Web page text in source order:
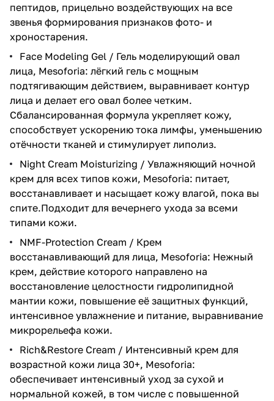
пептидов, прицельно воздействующих на все
звенья формирования признаков фото- и
хроностарения.
Face Modeling Gel / Гель моделирующий овал
лица, Mesoforia: лёгкий гель с мощным
подтягивающим действием, выравнивает контур
лица и делает его овал более четким.
Сбалансированная формула укрепляет кожу,
способствует ускорению тока лимфы, уменьшению
отёчности тканей и стимулирует липолиз.
Night Cream Moisturizing / Увлажняющий ночной
крем для всех типов кожи, Mesoforia: питает,
восстанавливает и насыщает кожу влагой, пока вы
спите.Подходит для вечернего ухода за всеми
типами кожи.
NMF-Protection Cream / Крем
восстанавливающий для лица, Mesoforia: Нежный
крем, действие которого направлено на
восстановление целостности гидролипидной
мантии кожи, повышение её защитных функций,
интенсивное увлажнение и питание, выравнивание
микрорельефа кожи.
Rich&Restore Cream / Интенсивный крем для
возрастной кожи лица 30+, Mesoforia:
обеспечивает интенсивный уход за сухой и
нормальной кожей, в том числе с повышенной